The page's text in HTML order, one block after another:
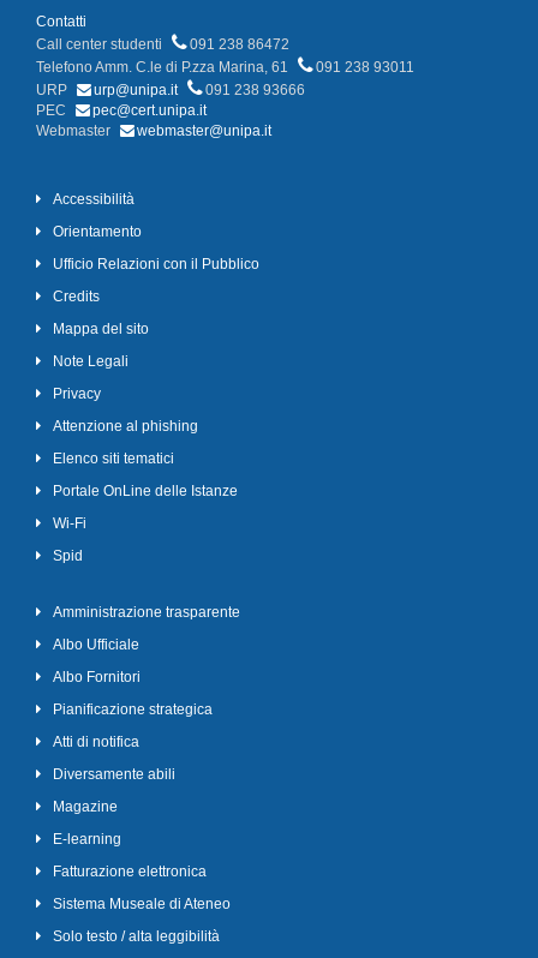
Contatti
Call center studenti
091 238 86472
Telefono Amm. C.le di P.zza Marina, 61
091 238 93011
URP
urp@unipa.it
091 238 93666
PEC
pec@cert.unipa.it
Webmaster
webmaster@unipa.it
Accessibilità
Orientamento
Ufficio Relazioni con il Pubblico
Credits
Mappa del sito
Note Legali
Privacy
Attenzione al phishing
Elenco siti tematici
Portale OnLine delle Istanze
Wi-Fi
Spid
Amministrazione trasparente
Albo Ufficiale
Albo Fornitori
Pianificazione strategica
Atti di notifica
Diversamente abili
Magazine
E-learning
Fatturazione elettronica
Sistema Museale di Ateneo
Solo testo / alta leggibilità